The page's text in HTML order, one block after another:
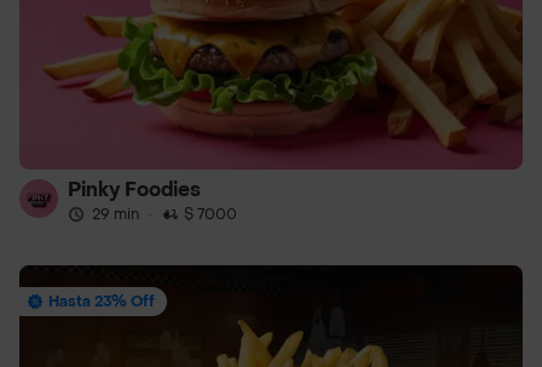
Pinky Foodies
29 min · $ 7000
Hasta 23% Off